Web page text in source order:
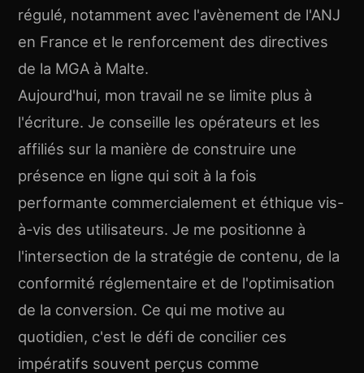
régulé, notamment avec l'avènement de l'ANJ
en France et le renforcement des directives
de la MGA à Malte.
Aujourd'hui, mon travail ne se limite plus à
l'écriture. Je conseille les opérateurs et les
affiliés sur la manière de construire une
présence en ligne qui soit à la fois
performante commercialement et éthique vis-
à-vis des utilisateurs. Je me positionne à
l'intersection de la stratégie de contenu, de la
conformité réglementaire et de l'optimisation
de la conversion. Ce qui me motive au
quotidien, c'est le défi de concilier ces
impératifs souvent perçus comme